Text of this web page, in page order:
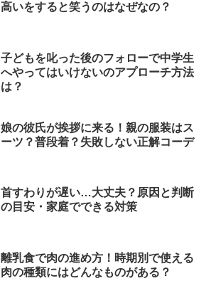
高いをすると笑うのはなぜなの？
子どもを叱った後のフォローで中学生
へやってはいけないのアプローチ方法
は？
娘の彼氏が挨拶に来る！親の服装はス
ーツ？普段着？失敗しない正解コーデ
首すわりが遅い…大丈夫？原因と判断
の目安・家庭でできる対策
離乳食で肉の進め方！時期別で使える
肉の種類にはどんなものがある？